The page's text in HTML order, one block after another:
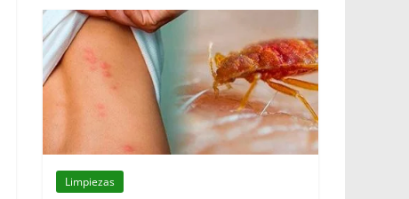
Limpiezas